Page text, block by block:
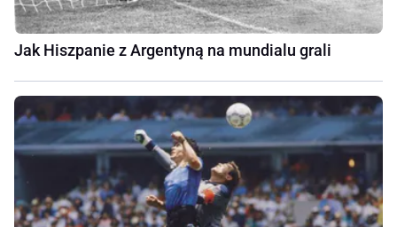
Jak Hiszpanie z Argentyną na mundialu grali